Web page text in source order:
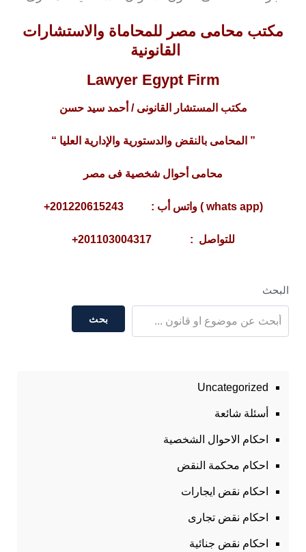
مكتب محامى مصر للمحاماة والاستشارات
القانونية
Lawyer Egypt Firm
مكتب المستشار القانونى / أحمد سيد حسن
” المحامى بالنقض والدستورية والإدارية العليا “
محامى أحوال شخصية فى مصر
(whats app ) واتس أب : 201220615243+
للتواصل : 201103004317+
البحث
بحث
Uncategorized
أسئلة شائعة
احكام الاحوال الشخصية
احكام محكمة النقض
احكام نقض ايجارات
احكام نقض تجارى
احكام نقض جنائية